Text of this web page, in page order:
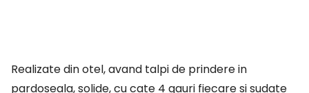
Realizate din otel, avand talpi de prindere in
pardoseala, solide, cu cate 4 gauri fiecare si sudate